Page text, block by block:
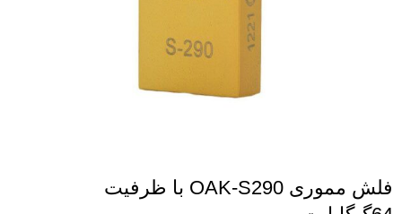
فلش مموری OAK-S290 با ظرفیت